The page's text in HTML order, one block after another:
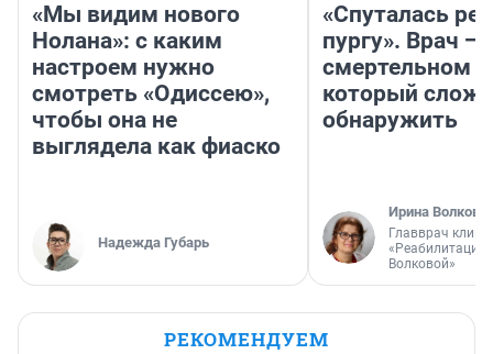
«Мы видим нового
Нолана»: с каким
настроем нужно
смотреть «Одиссею»,
чтобы она не
выглядела как фиаско
Надежда Губарь
«Спуталась
пургу». Врач —
смертельном
который
обнаружить
Ирина Волкова
Главврач
«Реабилитация
Волковой»
РЕКОМЕНДУЕМ